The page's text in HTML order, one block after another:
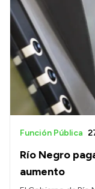
Transparencia
Presupuesto
Boletín Oficial
Compras y
Consulta de
Convocatorias
Intranet
Río Negro
aumento
Función Pública